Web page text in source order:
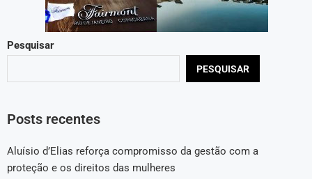
Pesquisar
PESQUISAR
Posts recentes
Aluísio d’Elias reforça compromisso da gestão com a
proteção e os direitos das mulheres